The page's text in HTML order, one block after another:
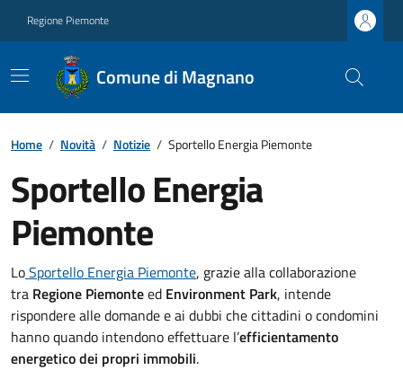
Regione Piemonte
Comune di Magnano
Home / Novità / Notizie / Sportello Energia Piemonte
Sportello Energia
Piemonte
LoSportello Energia Piemonte, grazie alla collaborazione
tra Regione Piemonteed Environment Park, intende
rispondere alle domande e ai dubbi che cittadini o condomini
hanno quando intendono effettuare l’efficientamento
energetico dei propri immobili.